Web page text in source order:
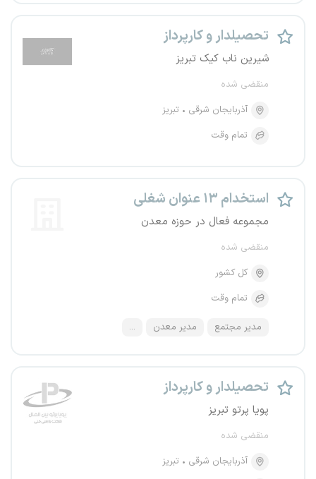
تحصیلدار و کارپرداز
شیرین ناب کیک تبریز
منقضی شده
آذربایجان شرقی
تبریز
تمام وقت
استخدام ۱۳ عنوان شغلی
مجموعه فعال در حوزه معدن
منقضی شده
کل کشور
تمام وقت
مدیر مجتمع مدیر معدن ...
تحصیلدار و کارپرداز
پویا پرتو تبریز
منقضی شده
آذربایجان شرقی
تبریز